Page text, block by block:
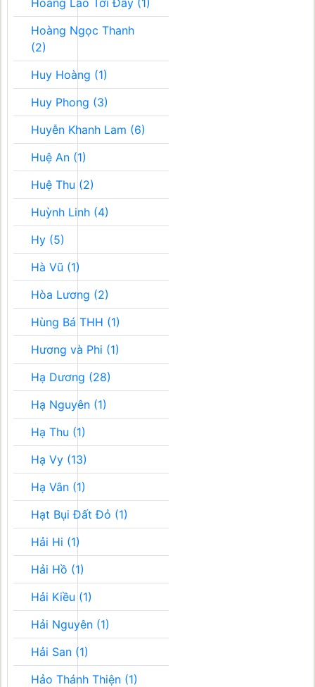
Hoàng Lão Tới Đây (1)
Hoàng Ngọc Thanh
(2)
Huy Hoàng (1)
Huy Phong (3)
Huyễn Khanh Lam (6)
Huệ An (1)
Huệ Thu (2)
Huỳnh Linh (4)
Hy (5)
Hà Vũ (1)
Hòa Lương (2)
Hùng Bá THH (1)
Hương và Phi (1)
Hạ Dương (28)
Hạ Nguyên (1)
Hạ Thu (1)
Hạ Vy (13)
Hạ Vân (1)
Hạt Bụi Đất Đỏ (1)
Hải Hi (1)
Hải Hồ (1)
Hải Kiều (1)
Hải Nguyên (1)
Hải San (1)
Hảo Thánh Thiện (1)